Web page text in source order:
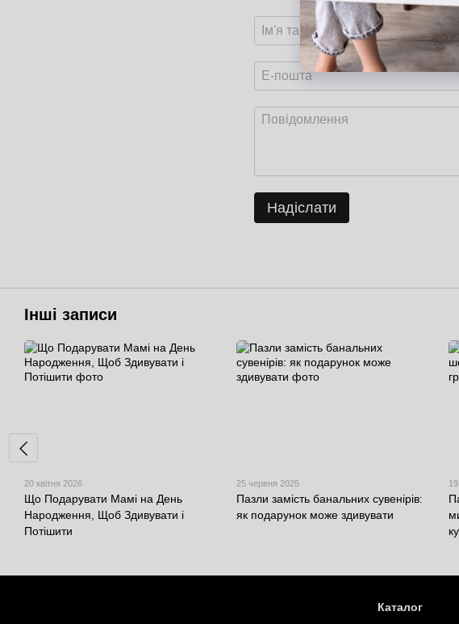
Надіслати
Інші записи
20 квітня 2026
Що Подарувати Мамі на День
Народження, Щоб Здивувати і
Потішити
25 червня 2025
Пазли замість банальних сувенірів:
як подарунок може здивувати
Каталог